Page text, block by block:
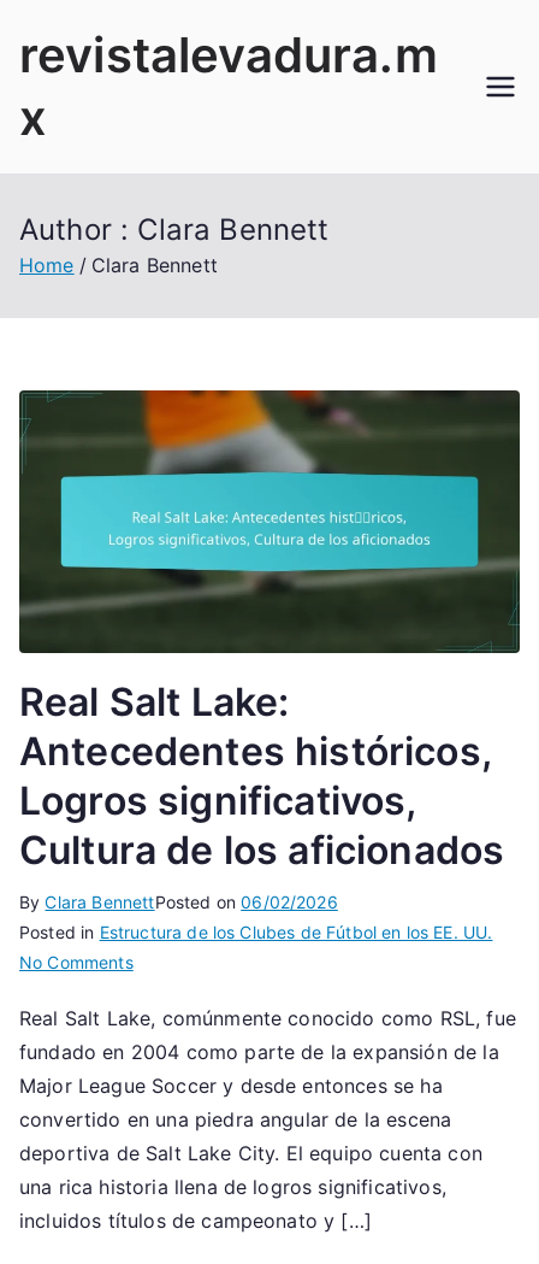
revistalevadura.m
x
Author : Clara Bennett
Home Clara Bennett
Real Salt Lake:
Antecedentes históricos,
Logros significativos,
Cultura de los aficionados
ByClara BennettPosted on06/02/2026
Posted in Estructura de los Clubes de Fútbol en los EE. UU.
No Commentson
Salt
Lake:
Antecedentes
históricos,
Logros
Cultura
de
Real Salt Lake, comúnmente conocido como RSL, fue
fundado en 2004 como parte de la expansión de la
Major League Soccer y desde entonces se ha
convertido en una piedra angular de la escena
deportiva de Salt Lake City. El equipo cuenta con
una rica historia llena de logros significativos,
incluidos títulos de campeonato y […]